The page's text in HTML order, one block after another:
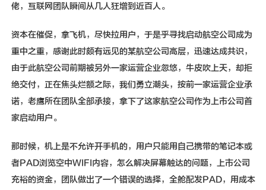
佬，互联网团队瞬间从几人狂增到近百人。
资本在催促，拿飞机，尽快拉用户，于是乎寻找启动航空公司成为
重中之重，感谢此时颇有远见的某航空公司高层，迅速达成共识，
由于此航空公司前期被另外一家运营企业忽悠，牛皮吹上天，却拒
绝交付，正在焦头烂额之际，我们勇立潮头，按前一家运营企业承
诺，老鹰所在团队全部承接，拿下了这家航空公司作为上市公司首
家启动用户。
那时候，机上是不允许开手机的，用户只能用自己携带的笔记本或
者PAD浏览空中WIFI内容，怎么解决屏幕触达的问题，上市公司
充裕的资金，团队做出了一个错误的选择，全舱配发PAD，用成本